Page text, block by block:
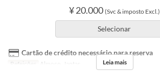
¥ 20.000 (Svc & imposto Excl.)
Selecionar
Cartão de crédito necessário para reserva
Refeições Almoço, Jantar Leia mais